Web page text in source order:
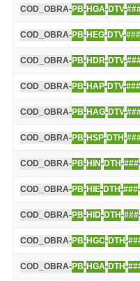
COD_OBRA-PB-HGA-DTV-
COD_OBRA-PB-HEG-DTV-###
COD_OBRA-PB-HDR-DTV-
COD_OBRA-PB-HAP-DTV-###
COD_OBRA-PB-HAG-DTV-
COD_OBRA-PB-HSP-DTH-
COD_OBRA-PB-HIN-DTH-###
COD_OBRA-PB-HIE-DTH-###
COD_OBRA-PB-HID-DTH-###
COD_OBRA-PB-HGC-DTH-
COD_OBRA-PB-HGA-DTH-